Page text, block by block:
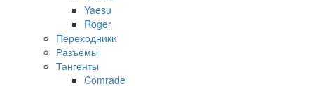
Yaesu
Roger
Переходники
Разъёмы
Тангенты
Comrade